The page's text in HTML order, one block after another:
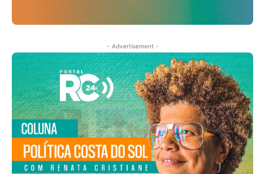
- Advertisement -